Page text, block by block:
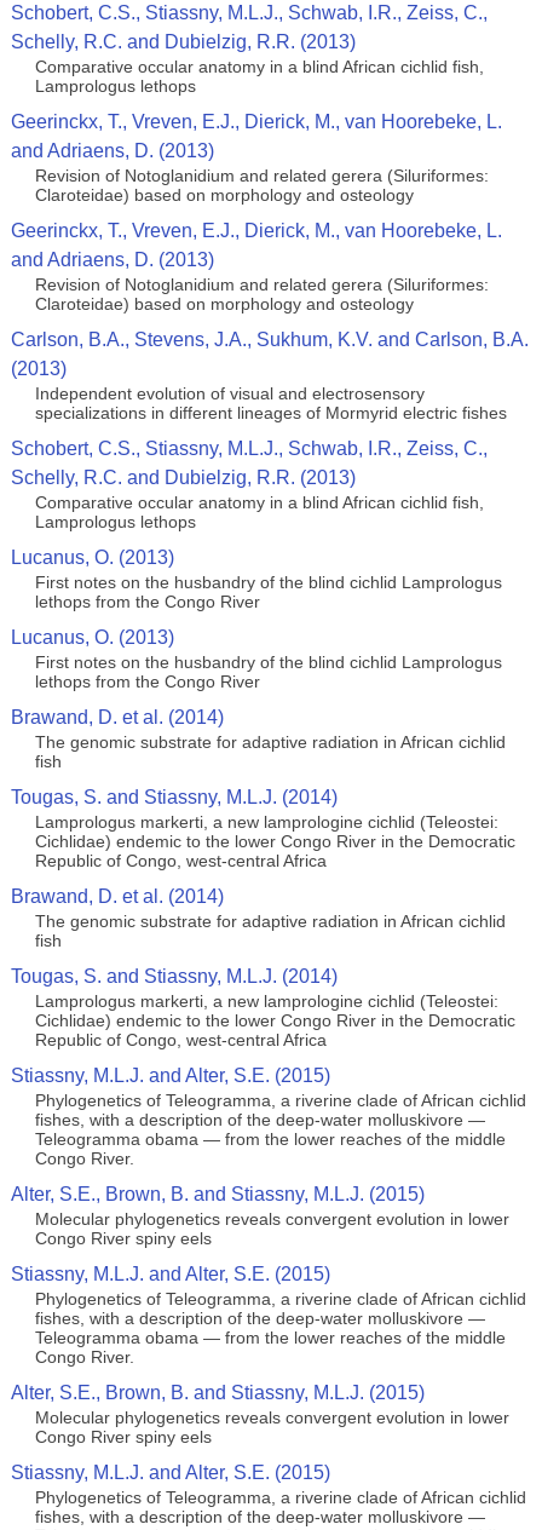
Schobert, C.S., Stiassny, M.L.J., Schwab, I.R., Zeiss, C.,
Schelly, R.C. and Dubielzig, R.R. (2013)
Comparative occular anatomy in a blind African cichlid fish,
Lamprologus lethops
Geerinckx, T., Vreven, E.J., Dierick, M., van Hoorebeke, L.
and Adriaens, D. (2013)
Revision of Notoglanidium and related gerera (Siluriformes:
Claroteidae) based on morphology and osteology
Geerinckx, T., Vreven, E.J., Dierick, M., van Hoorebeke, L.
and Adriaens, D. (2013)
Revision of Notoglanidium and related gerera (Siluriformes:
Claroteidae) based on morphology and osteology
Carlson, B.A., Stevens, J.A., Sukhum, K.V. and Carlson, B.A.
(2013)
Independent evolution of visual and electrosensory
specializations in different lineages of Mormyrid electric fishes
Schobert, C.S., Stiassny, M.L.J., Schwab, I.R., Zeiss, C.,
Schelly, R.C. and Dubielzig, R.R. (2013)
Comparative occular anatomy in a blind African cichlid fish,
Lamprologus lethops
Lucanus, O. (2013)
First notes on the husbandry of the blind cichlid Lamprologus
lethops from the Congo River
Lucanus, O. (2013)
First notes on the husbandry of the blind cichlid Lamprologus
lethops from the Congo River
Brawand, D. et al. (2014)
The genomic substrate for adaptive radiation in African cichlid
fish
Tougas, S. and Stiassny, M.L.J. (2014)
Lamprologus markerti, a new lamprologine cichlid (Teleostei:
Cichlidae) endemic to the lower Congo River in the Democratic
Republic of Congo, west-central Africa
Brawand, D. et al. (2014)
The genomic substrate for adaptive radiation in African cichlid
fish
Tougas, S. and Stiassny, M.L.J. (2014)
Lamprologus markerti, a new lamprologine cichlid (Teleostei:
Cichlidae) endemic to the lower Congo River in the Democratic
Republic of Congo, west-central Africa
Stiassny, M.L.J. and Alter, S.E. (2015)
Phylogenetics of Teleogramma, a riverine clade of African cichlid
fishes, with a description of the deep-water molluskivore —
Teleogramma obama — from the lower reaches of the middle
Congo River.
Alter, S.E., Brown, B. and Stiassny, M.L.J. (2015)
Molecular phylogenetics reveals convergent evolution in lower
Congo River spiny eels
Stiassny, M.L.J. and Alter, S.E. (2015)
Phylogenetics of Teleogramma, a riverine clade of African cichlid
fishes, with a description of the deep-water molluskivore —
Teleogramma obama — from the lower reaches of the middle
Congo River.
Alter, S.E., Brown, B. and Stiassny, M.L.J. (2015)
Molecular phylogenetics reveals convergent evolution in lower
Congo River spiny eels
Stiassny, M.L.J. and Alter, S.E. (2015)
Phylogenetics of Teleogramma, a riverine clade of African cichlid
fishes, with a description of the deep-water molluskivore —